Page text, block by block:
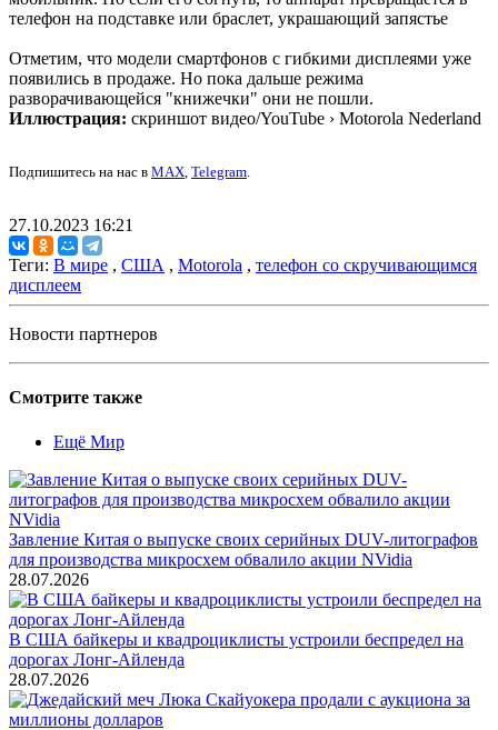
телефон на подставке или браслет, украшающий запястье
Отметим, что модели смартфонов с гибкими дисплеями уже
появились в продаже. Но пока дальше режима
разворачивающейся "книжечки" они не пошли.
Иллюстрация: скриншот видео/YouTube › Motorola Nederland
Подпишитесь на нас в MAX, Telegram.
27.10.2023 16:21
Теги: В мире , США , Motorola , телефон со скручивающимся
дисплеем
Новости партнеров
Смотрите также
Ещё Мир
Завление Китая о выпуске своих серийных DUV-литографов
для производства микросхем обвалило акции NVidia
28.07.2026
В США байкеры и квадроциклисты устроили беспредел на
дорогах Лонг-Айленда
28.07.2026